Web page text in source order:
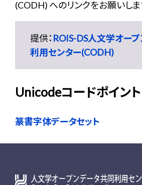
(CODH) へのリンクをお願いしま
提供： ROIS-DS人文学オー
利用センター(CODH)
Unicodeコードポイン
篆書字体データセット